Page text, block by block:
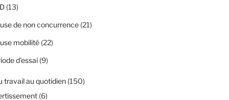
(13)
de non concurrence(21)
mobilité(22)
d'essai(9)
travail au quotidien(150)
(6)